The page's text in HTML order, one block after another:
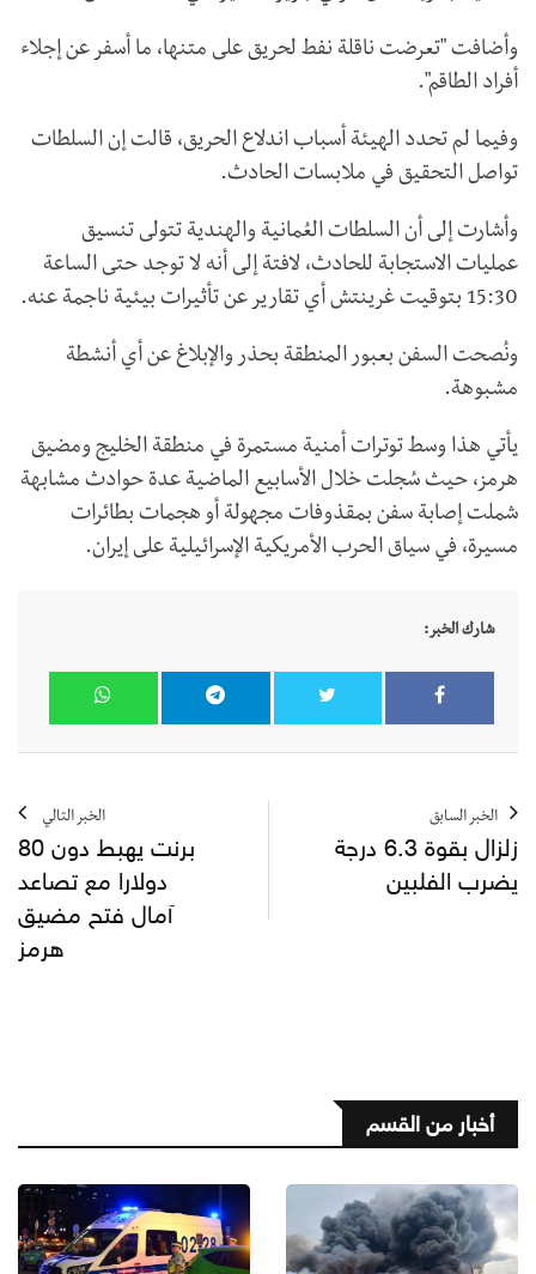
وأضافت "تعرضت ناقلة نفط لحريق على متنها، ما أسفر عن إجلاء
أفراد الطاقم".
وفيما لم تحدد الهيئة أسباب اندلاع الحريق، قالت إن السلطات
تواصل التحقيق في ملابسات الحادث.
وأشارت إلى أن السلطات العُمانية والهندية تتولى تنسيق
عمليات الاستجابة للحادث، لافتة إلى أنه لا توجد حتى الساعة
15:30 بتوقيت غرينتش أي تقارير عن تأثيرات بيئية ناجمة عنه.
ونُصحت السفن بعبور المنطقة بحذر والإبلاغ عن أي أنشطة
مشبوهة.
يأتي هذا وسط توترات أمنية مستمرة في منطقة الخليج ومضيق
هرمز، حيث سُجلت خلال الأسابيع الماضية عدة حوادث مشابهة
شملت إصابة سفن بمقذوفات مجهولة أو هجمات بطائرات
مسيرة، في سياق الحرب الأمريكية الإسرائيلية على إيران.
شارك الخبر:
الخبر السابق
زلزال بقوة 6.3 درجة
يضرب الفلبين
الخبر التالي
برنت يهبط دون 80
دولارا مع تصاعد
آمال فتح مضيق
هرمز
أخبار من القسم